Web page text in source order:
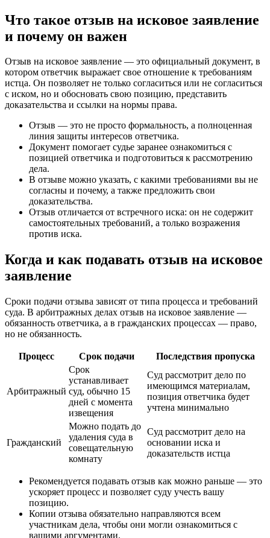
Что такое отзыв на исковое заявление
и почему он важен
Отзыв на исковое заявление — это официальный документ, в
котором ответчик выражает свое отношение к требованиям
истца. Он позволяет не только согласиться или не согласиться
с иском, но и обосновать свою позицию, представить
доказательства и ссылки на нормы права.
Отзыв — это не просто формальность, а полноценная
линия защиты интересов ответчика.
Документ помогает судье заранее ознакомиться с
позицией ответчика и подготовиться к рассмотрению
дела.
В отзыве можно указать, с какими требованиями вы не
согласны и почему, а также предложить свои
доказательства.
Отзыв отличается от встречного иска: он не содержит
самостоятельных требований, а только возражения
против иска.
Когда и как подавать отзыв на исковое
заявление
Сроки подачи отзыва зависят от типа процесса и требований
суда. В арбитражных делах отзыв на исковое заявление —
обязанность ответчика, а в гражданских процессах — право,
но не обязанность.
Процесс Срок подачи Последствия пропуска
Арбитражный
Срок
устанавливает
суд, обычно 15
дней с момента
извещения
Суд рассмотрит дело по
имеющимся материалам,
позиция ответчика будет
учтена минимально
Гражданский
Можно подать до
удаления суда в
совещательную
комнату
Суд рассмотрит дело на
основании иска и
доказательств истца
Рекомендуется подавать отзыв как можно раньше — это
ускоряет процесс и позволяет суду учесть вашу
позицию.
Копии отзыва обязательно направляются всем
участникам дела, чтобы они могли ознакомиться с
вашими аргументами.